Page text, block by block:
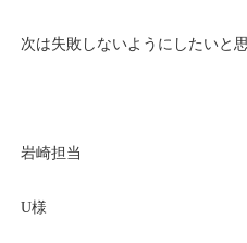
次は失敗しないようにしたいと思
岩崎担当
U様